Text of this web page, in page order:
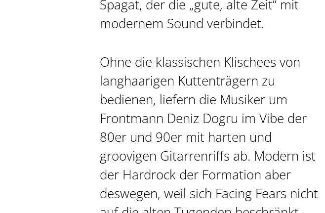
Spagat, der die „gute, alte Zeit“ mit
modernem Sound verbindet.
Ohne die klassischen Klischees von
langhaarigen Kuttenträgern zu
bedienen, liefern die Musiker um
Frontmann Deniz Dogru im Vibe der
80er und 90er mit harten und
groovigen Gitarrenriffs ab. Modern ist
der Hardrock der Formation aber
deswegen, weil sich Facing Fears nicht